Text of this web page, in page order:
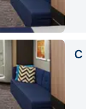
С